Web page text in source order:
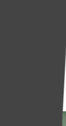
опухоль
три назад.
сад.
к нему,
помню —